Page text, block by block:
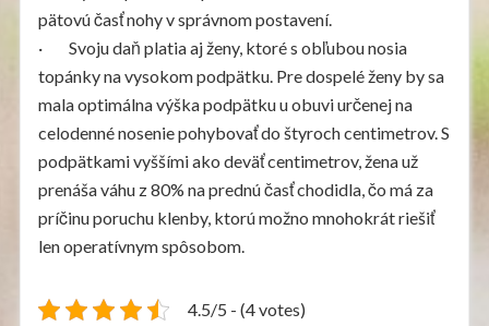
pätovú časť nohy v správnom postavení.
· Svoju daň platia aj ženy, ktoré s obľubou nosia
topánky na vysokom podpätku. Pre dospelé ženy by sa
mala optimálna výška podpätku u obuvi určenej na
celodenné nosenie pohybovať do štyroch centimetrov. S
podpätkami vyššími ako deväť centimetrov, žena už
prenáša váhu z 80% na prednú časť chodidla, čo má za
príčinu poruchu klenby, ktorú možno mnohokrát riešiť
len operatívnym spôsobom.
4.5/5 - (4 votes)